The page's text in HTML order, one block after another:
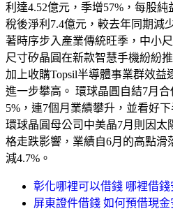
利達4.52億元，季增57%，每股
稅後淨利7.4億元，較去年同期減
著時序步入產業傳統旺季，中小
尺寸矽晶圓在新款智慧手機紛紛
加上收購Topsil半導體事業群效益
進一步攀高。 環球晶圓自結7月
5%，連7個月業績攀升，並看好
環球晶圓母公司中美晶7月則因太
格走跌影響，業績自6月的高點滑
減4.7%。
彰化哪裡可以借錢 哪裡借
屏東證件借錢 如何預借現